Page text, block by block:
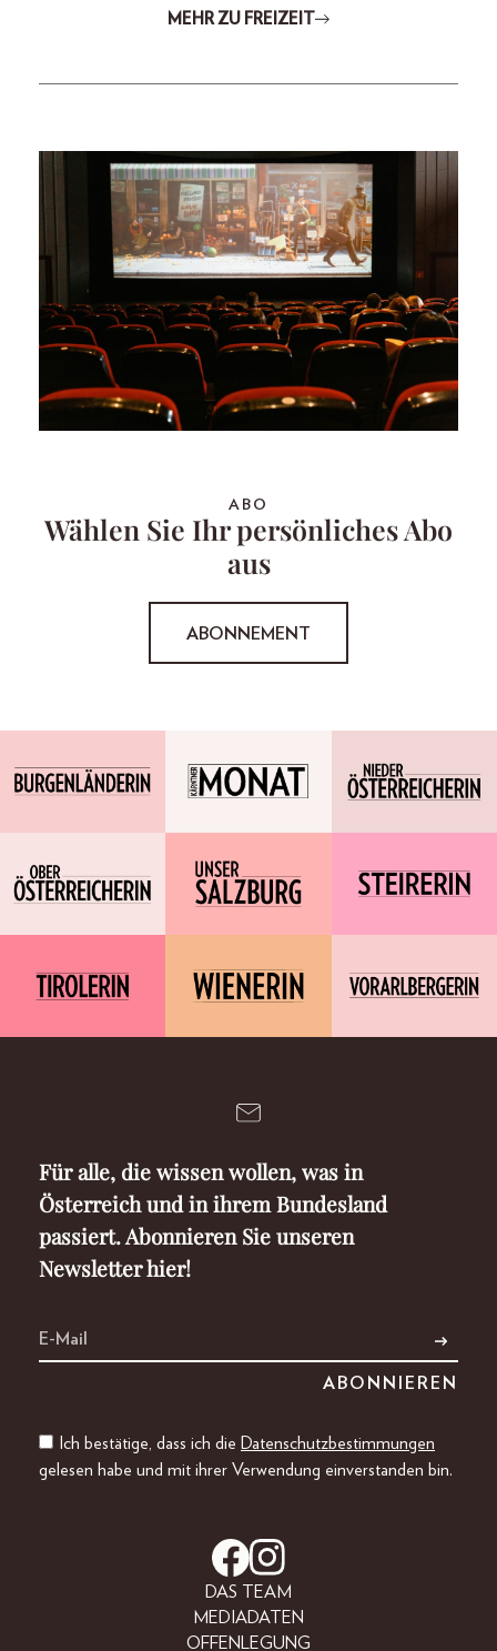
MEHR ZU FREIZEIT
ABO
Wählen Sie Ihr persönliches Abo
aus
ABONNEMENT
Für alle, die wissen wollen, was in
Österreich und in ihrem Bundesland
passiert. Abonnieren Sie unseren
Newsletter hier!
Ich bestätige, dass ich die Datenschutzbestimmungen
gelesen habe und mit ihrer Verwendung einverstanden bin.
DAS TEAM
MEDIADATEN
OFFENLEGUNG